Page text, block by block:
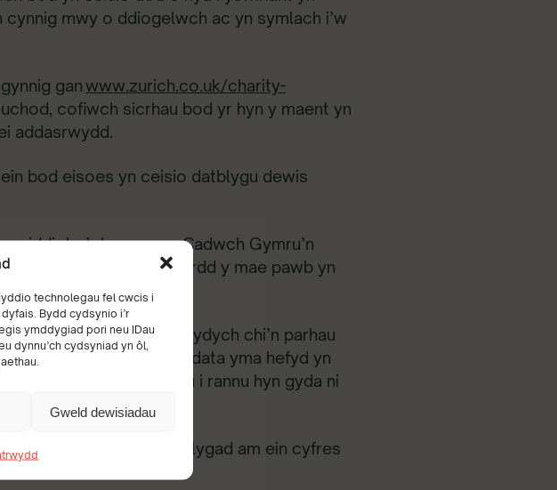
technolegau fel cwcis i
Bydd cydsynio i’r
ymddygiad pori neu IDau
dynnu’ch cydsyniad yn ôl,
Gweld dewisiadau
mwy o ddiogelwch ac yn symlach i’w
ganwww.zurich.co.uk/charity-
cofiwch sicrhau bod yr hyn y maent yn
addasrwydd.
bod eisoes yn ceisio datblygu dewis
o’r hyn y mae Cadwch Gymru’n
o Gymru hardd y mae pawb yn
am y gwaith anhygoel rydych chi’n parhau
cael ei gyflawni. Mae’r data yma hefyd yn
pe byddech yn parhau i rannu hyn gyda ni
a chofiwch gadw llygad am ein cyfres